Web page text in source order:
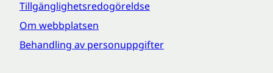
Tillgänglighetsredogöreldse
Om webbplatsen
Behandling av personuppgifter